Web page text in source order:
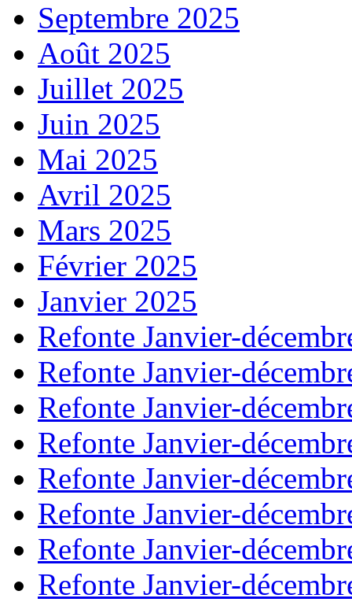
Septembre 2025
Août 2025
Juillet 2025
Juin 2025
Mai 2025
Avril 2025
Mars 2025
Février 2025
Janvier 2025
Refonte Janvier-
Refonte Janvier-
Refonte Janvier-
Refonte Janvier-
Refonte Janvier-
Refonte Janvier-
Refonte Janvier-
Refonte Janvier-